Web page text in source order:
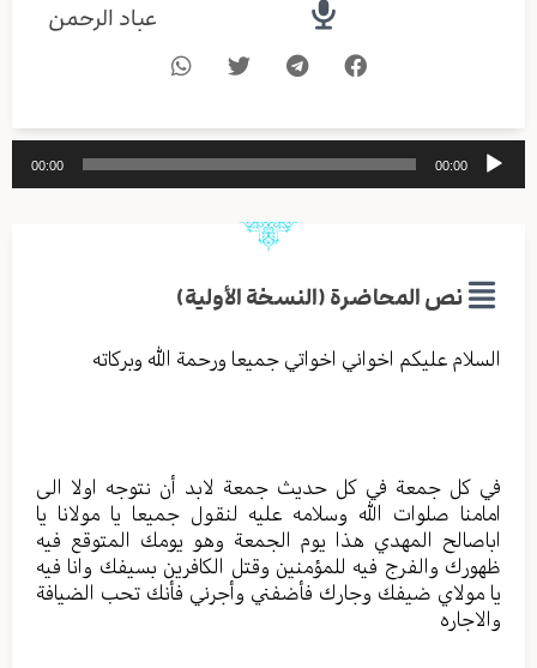
عباد الرحمن
مشغل
الصوت
00:00
00:00
نص المحاضرة (النسخة الأولية)
السلام عليكم اخواني اخواتي جميعا ورحمة الله وبركاته
في كل جمعة في كل حديث جمعة لابد أن نتوجه اولا الى
امامنا صلوات الله وسلامه عليه لنقول جميعا يا مولانا يا
اباصالح المهدي هذا يوم الجمعة وهو يومك المتوقع فيه
ظهورك والفرج فيه للمؤمنين وقتل الكافرين بسيفك وانا فيه
يا مولاي ضيفك وجارك فأضفني وأجرني فأنك تحب الضيافة
والاجاره